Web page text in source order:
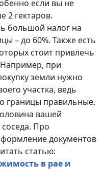
если вы не
2 гектаров.
большой налог на
– до 60%. Также есть
стоит привлечь
Например, при
земли нужно
участка, ведь
границы правильные,
вашей
Про
документов
статью:
в рае и